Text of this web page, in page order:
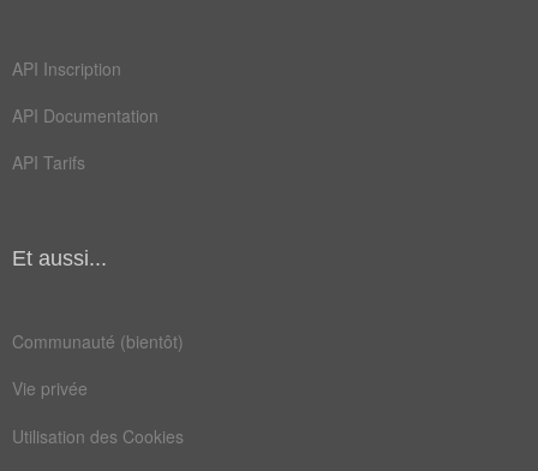
API Inscription
API Documentation
API Tarifs
Et aussi...
Communauté (bientôt)
Vie privée
Utilisation des Cookies